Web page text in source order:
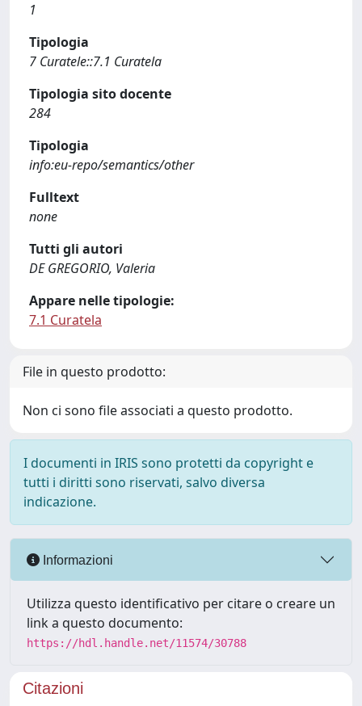
1
Tipologia
7 Curatele::7.1 Curatela
Tipologia sito docente
284
Tipologia
info:eu-repo/semantics/other
Fulltext
none
Tutti gli autori
DE GREGORIO, Valeria
Appare nelle tipologie:
7.1 Curatela
File in questo prodotto:
Non ci sono file associati a questo prodotto.
I documenti in IRIS sono protetti da copyright e
tutti i diritti sono riservati, salvo diversa
indicazione.
Informazioni
Utilizza questo identificativo per citare o creare un
link a questo documento:
https://hdl.handle.net/11574/30788
Citazioni